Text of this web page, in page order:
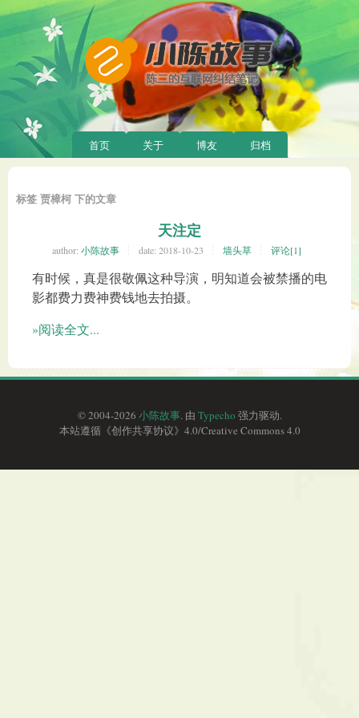
首页 关于 博友 归档
标签 贾樟柯 下的文章
天注定
author: 小陈故事 date: 2018-10-23 墙头草 评论[1]
有时候，真是很敬佩这种导演，明知道会被禁播的电
影都费力费神费钱地去拍摄。
»阅读全文...
© 2004-2026 小陈故事. 由 Typecho 强力驱动.
本站遵循《创作共享协议》4.0/Creative Commons 4.0